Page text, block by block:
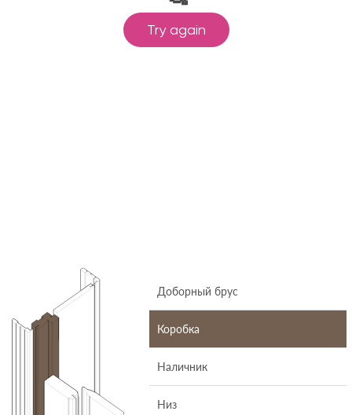
Доборный брус
Коробка
Наличник
Низ